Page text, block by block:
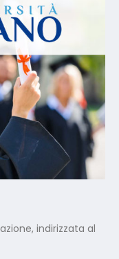
indirizzata al